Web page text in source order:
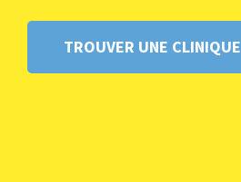
TROUVER UNE CLINIQUE